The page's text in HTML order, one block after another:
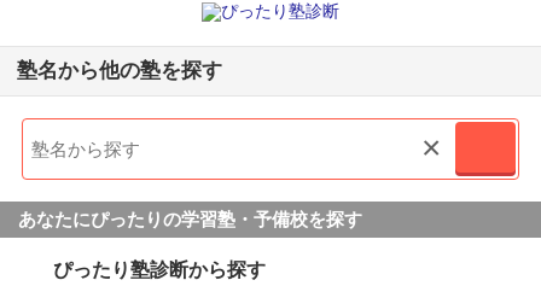
塾名から他の塾を探す
×
あなたにぴったりの学習塾・予備校を探す
ぴったり塾診断から探す